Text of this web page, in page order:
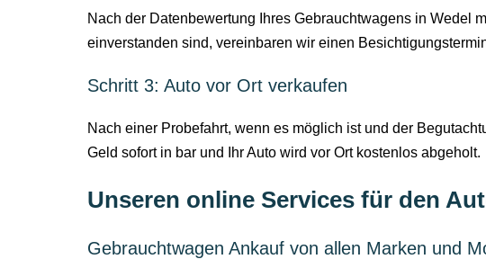
Nach der Datenbewertung Ihres Gebrauchtwagens in Wedel
einverstanden sind, vereinbaren wir einen
Schritt 3: Auto vor Ort verkaufen
Nach einer Probefahrt, wenn es möglich ist und der
Geld sofort in bar und Ihr Auto wird vor Ort kostenlos abgeholt.
Unseren online Services für den
Gebrauchtwagen Ankauf von allen Marken und